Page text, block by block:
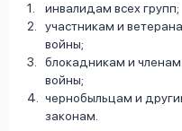
инвалидам всех групп;
участникам и
войны;
блокадникам и
войны;
чернобыльцам и
законам.